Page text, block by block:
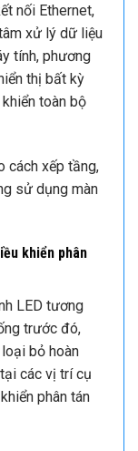
nối Ethernet,
xử lý dữ liệu
tính, phương
thị bất kỳ
toàn bộ
cách xếp tầng,
sử dụng màn
khiển phân
LED tương
trước đó,
bỏ hoàn
các vị trí cụ
phân tán